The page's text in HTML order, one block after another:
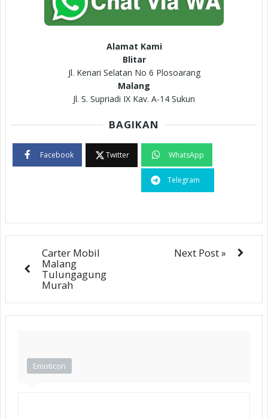
Alamat Kami
Blitar
Jl. Kenari Selatan No 6 Plosoarang
Malang
Jl. S. Supriadi IX Kav. A-14 Sukun
BAGIKAN
Facebook Twitter WhatsApp
Telegram
Carter Mobil
Malang
Tulungagung
Murah
Next Post »
Emoticon